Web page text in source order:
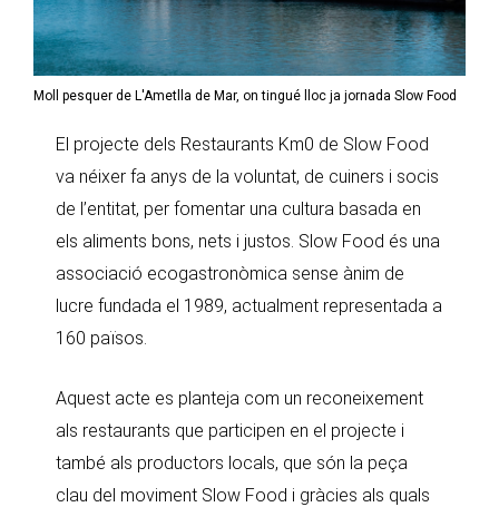
Moll pesquer de L'Ametlla de Mar, on tingué lloc ja jornada Slow Food
El projecte dels Restaurants Km0 de Slow Food
va néixer fa anys de la voluntat, de cuiners i socis
de l’entitat, per fomentar una cultura basada en
els aliments bons, nets i justos. Slow Food és una
associació ecogastronòmica sense ànim de
lucre fundada el 1989, actualment representada a
160 països.
Aquest acte es planteja com un reconeixement
als restaurants que participen en el projecte i
també als productors locals, que són la peça
clau del moviment Slow Food i gràcies als quals